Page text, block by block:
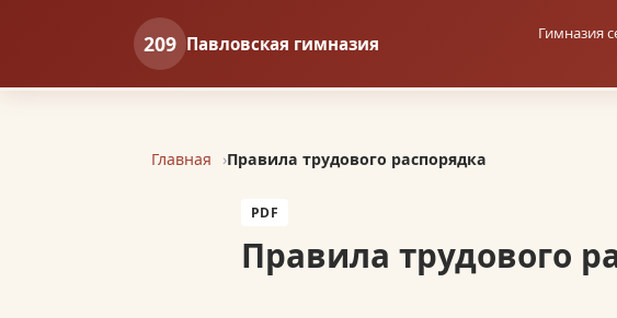
209 Павловская гимназия Гимназия
Главная Правила трудового распорядка
PDF
Правила трудового